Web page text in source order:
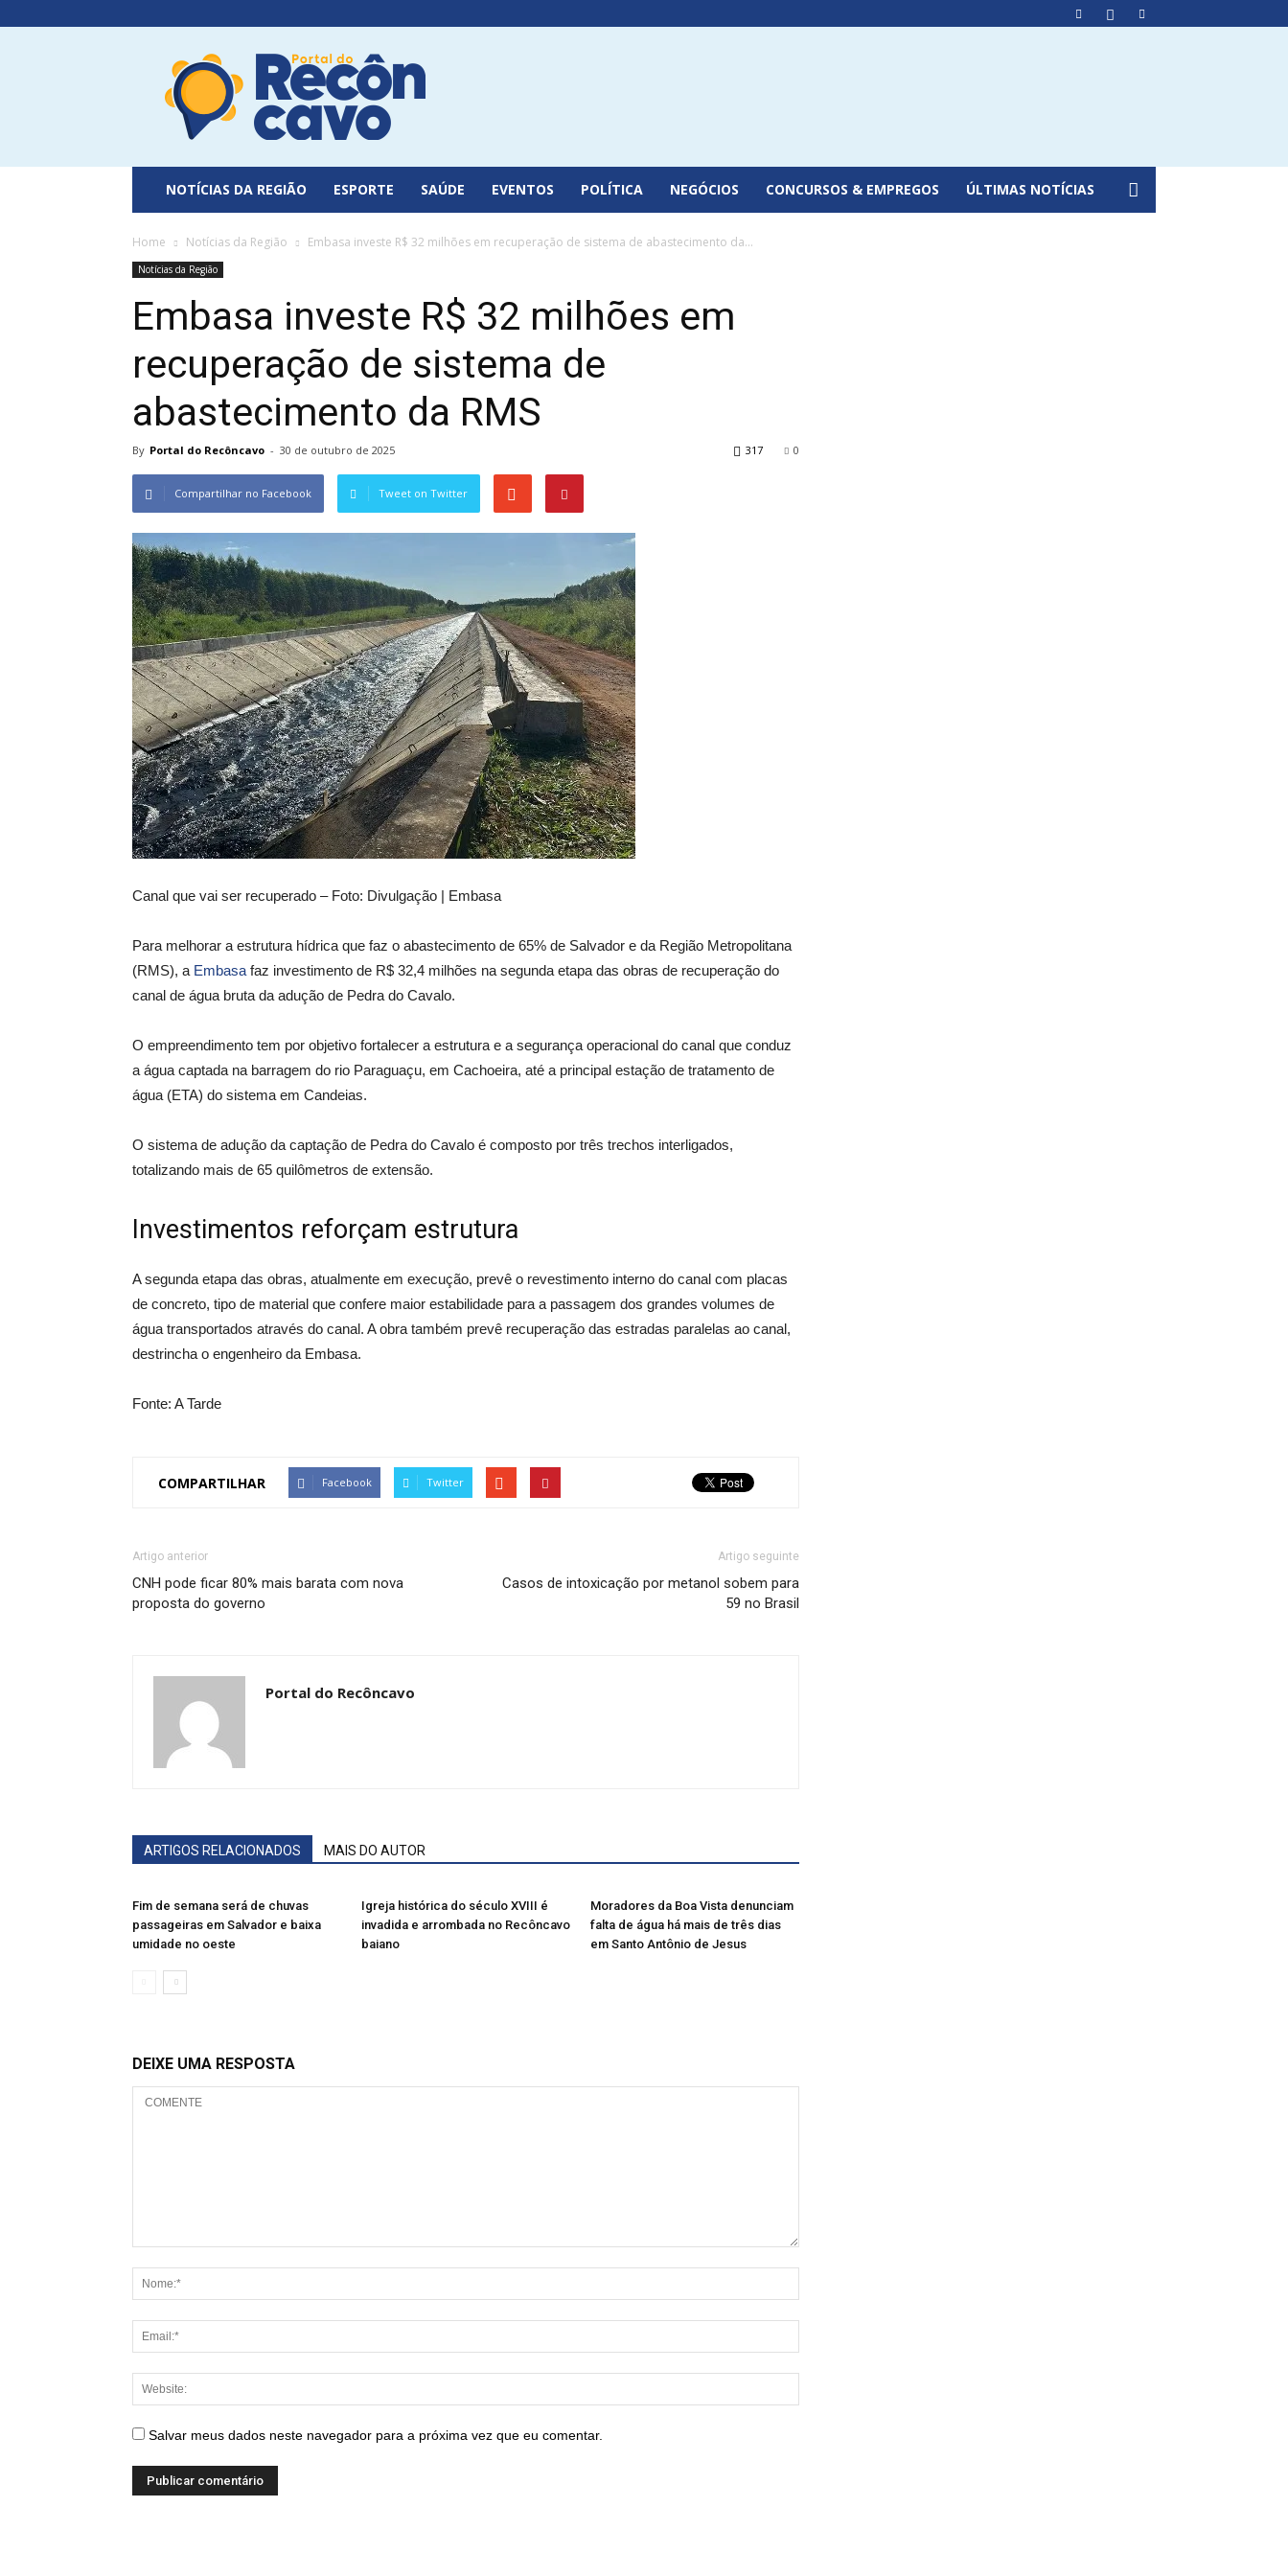
Portal
do
Recôncavo
NOTÍCIAS DA REGIÃO ESPORTE SAÚDE EVENTOS POLÍTICA NEGÓCIOS CONCURSOS & EMPREGOS ÚLTIMAS NOTÍCIAS
Home Notícias da Região Embasa investe R$ 32 milhões em recuperação de sistema de abastecimento da...
Notícias da Região
Embasa investe R$ 32 milhões em
recuperação de sistema de
abastecimento da RMS
By Portal do Recôncavo - 30 de outubro de 2025 0
317
Compartilhar no Facebook Tweet on Twitter
Canal que vai ser recuperado – Foto: Divulgação | Embasa
Para melhorar a estrutura hídrica que faz o abastecimento de 65% de Salvador e da Região Metropolitana
(RMS), a Embasa faz investimento de R$ 32,4 milhões na segunda etapa das obras de recuperação do
canal de água bruta da adução de Pedra do Cavalo.
O empreendimento tem por objetivo fortalecer a estrutura e a segurança operacional do canal que conduz
a água captada na barragem do rio Paraguaçu, em Cachoeira, até a principal estação de tratamento de
água (ETA) do sistema em Candeias.
O sistema de adução da captação de Pedra do Cavalo é composto por três trechos interligados,
totalizando mais de 65 quilômetros de extensão.
Investimentos reforçam estrutura
A segunda etapa das obras, atualmente em execução, prevê o revestimento interno do canal com placas
de concreto, tipo de material que confere maior estabilidade para a passagem dos grandes volumes de
água transportados através do canal. A obra também prevê recuperação das estradas paralelas ao canal,
destrincha o engenheiro da Embasa.
Fonte: A Tarde
COMPARTILHAR Facebook Twitter
Artigo anterior
CNH pode ficar 80% mais barata com nova
proposta do governo
Artigo seguinte
Casos de intoxicação por metanol sobem para
59 no Brasil
Portal do Recôncavo
ARTIGOS RELACIONADOS MAIS DO AUTOR
Fim de semana será de chuvas
passageiras em Salvador e baixa
umidade no oeste
Igreja histórica do século XVIII é
invadida e arrombada no Recôncavo
baiano
Moradores da Boa Vista denunciam
falta de água há mais de três dias
em Santo Antônio de Jesus
DEIXE UMA RESPOSTA
Salvar meus dados neste navegador para a próxima vez que eu comentar.